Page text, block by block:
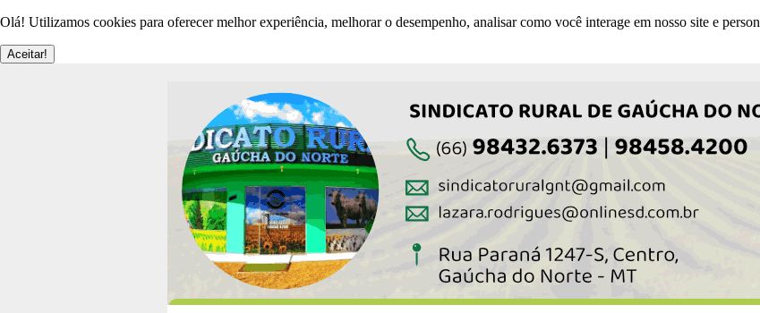
Olá! Utilizamos cookies para oferecer melhor experiência, melhorar o desempenho, analisar como você interage em nosso site e
Aceitar!